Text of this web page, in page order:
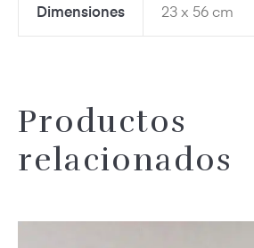
Dimensiones 23 x 56 cm
Productos
relacionados